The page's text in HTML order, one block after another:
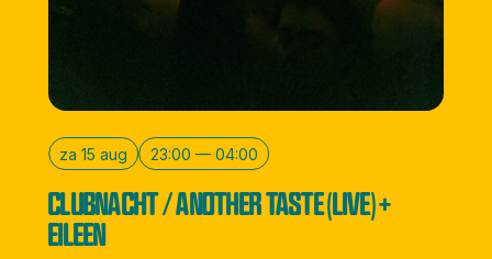
za 15 aug 23:00 — 04:00
CLUBNACHT / ANOTHER TASTE (LIVE) +
EILEEN